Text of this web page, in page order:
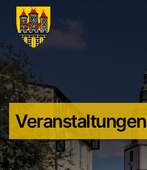
Veranstaltungen